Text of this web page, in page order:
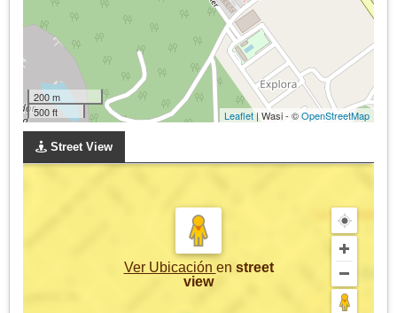
200 m
500 ft
Leaflet | Wasi - ©OpenStreetMap
Street View
Ver Ubicación en street
view